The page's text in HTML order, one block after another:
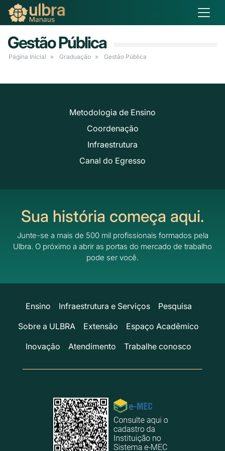
Gestão Pública
Página Inicial Graduação Gestão Pública
Metodologia de Ensino
Coordenação
Infraestrutura
Canal do Egresso
Sua história começa aqui.
Junte-se a mais de 500 mil profissionais formados pela
Ulbra. O próximo a abrir as portas do mercado de trabalho
pode ser você.
Ensino Infraestrutura e Serviços
Pesquisa
Sobre a ULBRA
Extensão
Espaço Acadêmico
Inovação
Atendimento Trabalhe conosco